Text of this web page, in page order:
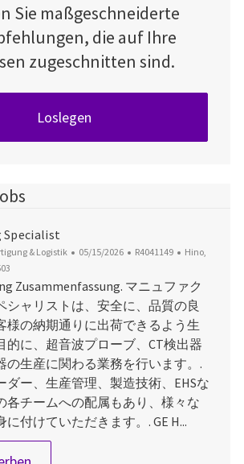
Sie maßgeschneiderte
die auf Ihre
zugeschnitten sind.
Loslegen
Specialist
& Logistik Datum der Veröffentlichung
05/15/2026 Job-ID
R4041149 Ort
Hino,
Zusammenfassung. マニュファク
シャリストは、安全に、品質の良
様の納期通りに出荷できるよう生
的に、超音波プローブ、CT検出器
の生産に関わる業務を行います。.
ダー、生産管理、製造技術、EHSな
各チームへの配属もあり、様々な
付けていただきます。. GE H...
Manufacturing Specialist